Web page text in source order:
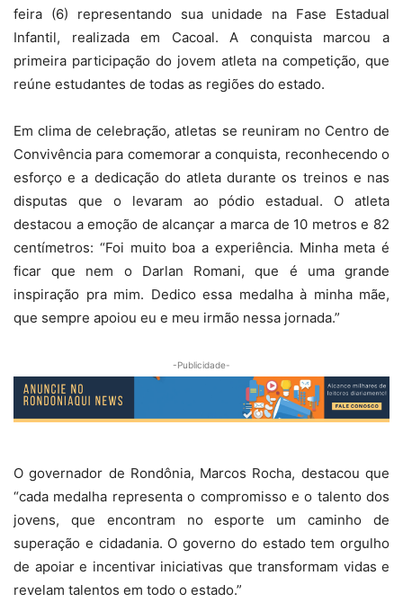
feira (6) representando sua unidade na Fase Estadual
Infantil, realizada em Cacoal. A conquista marcou a
primeira participação do jovem atleta na competição, que
reúne estudantes de todas as regiões do estado.
Em clima de celebração, atletas se reuniram no Centro de
Convivência para comemorar a conquista, reconhecendo o
esforço e a dedicação do atleta durante os treinos e nas
disputas que o levaram ao pódio estadual. O atleta
destacou a emoção de alcançar a marca de 10 metros e 82
centímetros: “Foi muito boa a experiência. Minha meta é
ficar que nem o Darlan Romani, que é uma grande
inspiração pra mim. Dedico essa medalha à minha mãe,
que sempre apoiou eu e meu irmão nessa jornada.”
-Publicidade-
O governador de Rondônia, Marcos Rocha, destacou que
“cada medalha representa o compromisso e o talento dos
jovens, que encontram no esporte um caminho de
superação e cidadania. O governo do estado tem orgulho
de apoiar e incentivar iniciativas que transformam vidas e
revelam talentos em todo o estado.”